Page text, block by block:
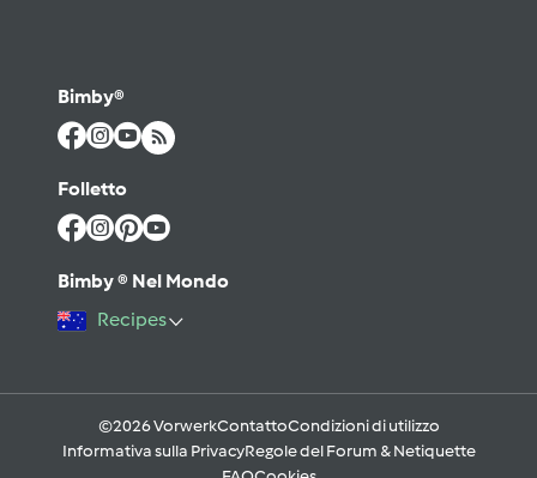
Bimby®
Folletto
Bimby ® Nel Mondo
Recipes
©2026 VorwerkContattoCondizioni di utilizzo
Informativa sulla PrivacyRegole del Forum & Netiquette